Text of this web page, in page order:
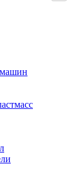
машин